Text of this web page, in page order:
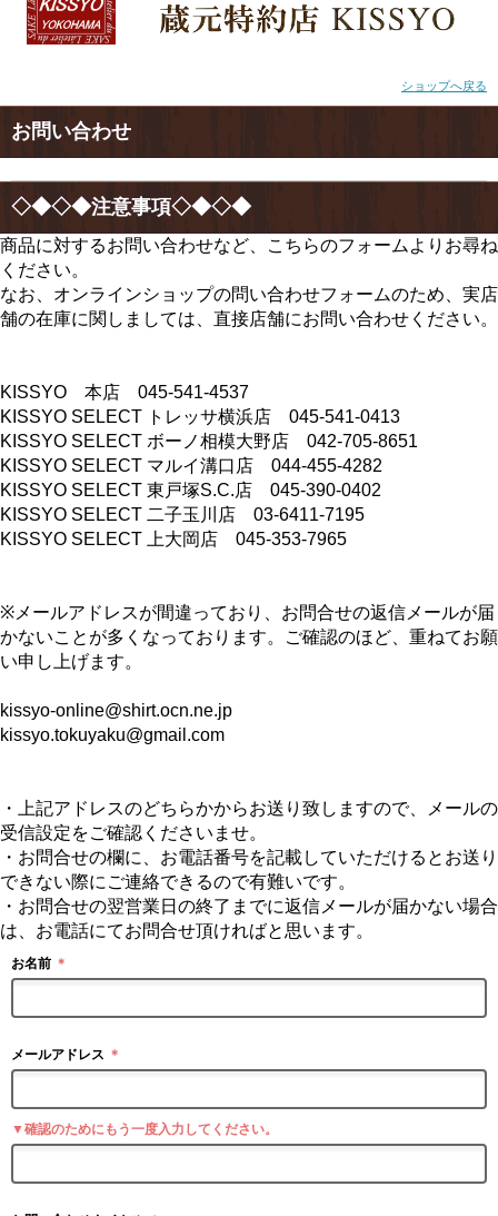
ショップへ戻る
お問い合わせ
◇◆◇◆注意事項◇◆◇◆
商品に対するお問い合わせなど、こちらのフォームよりお尋ね
ください。
なお、オンラインショップの問い合わせフォームのため、実店
舗の在庫に関しましては、直接店舗にお問い合わせください。
KISSYO 本店 045-541-4537
KISSYO SELECT トレッサ横浜店 045-541-0413
KISSYO SELECT ボーノ相模大野店 042-705-8651
KISSYO SELECT マルイ溝口店 044-455-4282
KISSYO SELECT 東戸塚S.C.店 045-390-0402
KISSYO SELECT 二子玉川店 03-6411-7195
KISSYO SELECT 上大岡店 045-353-7965
※メールアドレスが間違っており、お問合せの返信メールが届
かないことが多くなっております。ご確認のほど、重ねてお願
い申し上げます。
kissyo-online@shirt.ocn.ne.jp
kissyo.tokuyaku@gmail.com
・上記アドレスのどちらかからお送り致しますので、メールの
受信設定をご確認くださいませ。
・お問合せの欄に、お電話番号を記載していただけるとお送り
できない際にご連絡できるので有難いです。
・お問合せの翌営業日の終了までに返信メールが届かない場合
は、お電話にてお問合せ頂ければと思います。
お名前 ＊
メールアドレス ＊
▼確認のためにもう一度入力してください。